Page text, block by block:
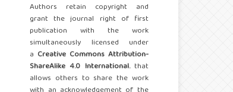
Authors retain copyright and
grant the journal right of first
publication with the work
simultaneously licensed under
a Creative Commons Attribution-
ShareAlike 4.0 International.that
allows others to share the work